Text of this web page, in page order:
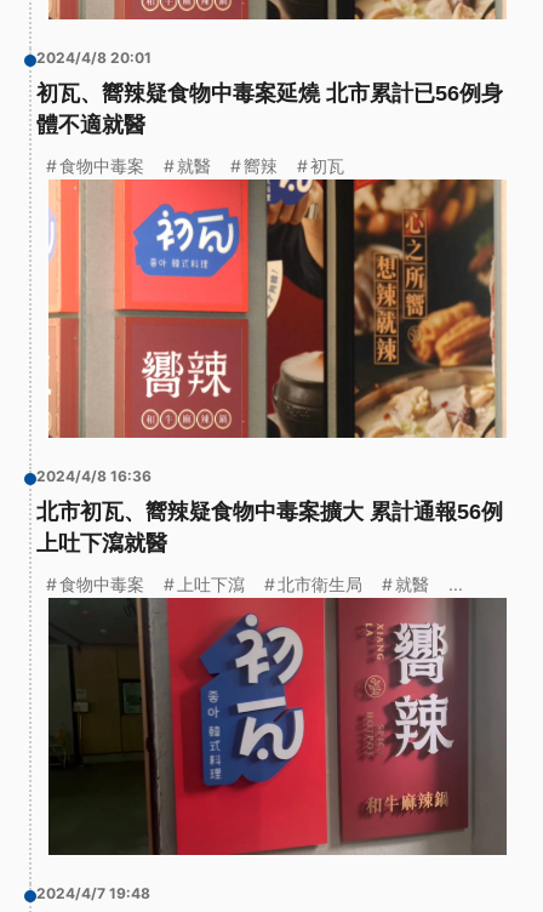
2024/4/8 20:01
初瓦、嚮辣疑食物中毒案延燒 北市累計已56例身
體不適就醫
食物中毒案 就醫 嚮辣 初瓦
2024/4/8 16:36
北市初瓦、嚮辣疑食物中毒案擴大 累計通報56例
上吐下瀉就醫
食物中毒案 上吐下瀉 北市衛生局 就醫 ...
2024/4/7 19:48